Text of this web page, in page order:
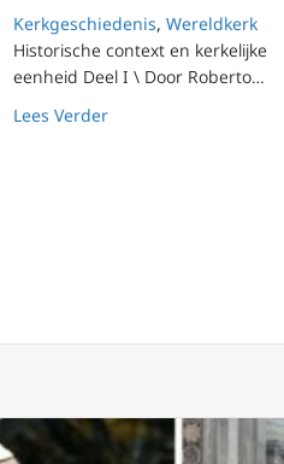
Kerkgeschiedenis, Wereldkerk
Historische context en kerkelijke
eenheid Deel I \ Door Roberto…
Lees Verderabout Historische